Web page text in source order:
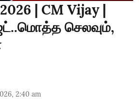
| CM Vijay |
செலவும்,
2:40 am